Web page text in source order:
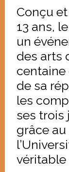
Conçu
13 ans,
un
des arts
centaine
de sa
les
ses trois
grâce